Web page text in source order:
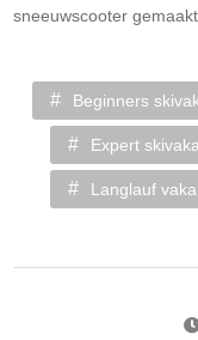
sneeuwscooter gemaakt
Beginners
Expert
Langlauf